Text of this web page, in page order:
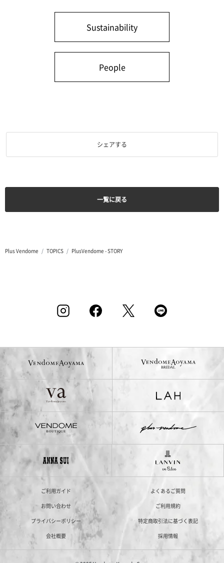
Sustainability
People
シェアする
一覧に戻る
Plus Vendome TOPICS PlusVendome - STORY
ご利用ガイド
よくあるご質問
お問い合わせ
ご利用規約
プライバシーポリシー
特定商取引法に基づく表記
会社概要
採用情報